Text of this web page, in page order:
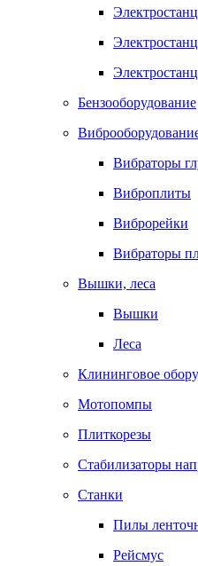
Бензооборудование
Вибраторы
Виброплиты
Виброрейки
Вибраторы
Вышки, леса
Вышки
Леса
Клининговое
Мотопомпы
Плиткорезы
Стабилизаторы
Станки
Пилы
Рейсмус